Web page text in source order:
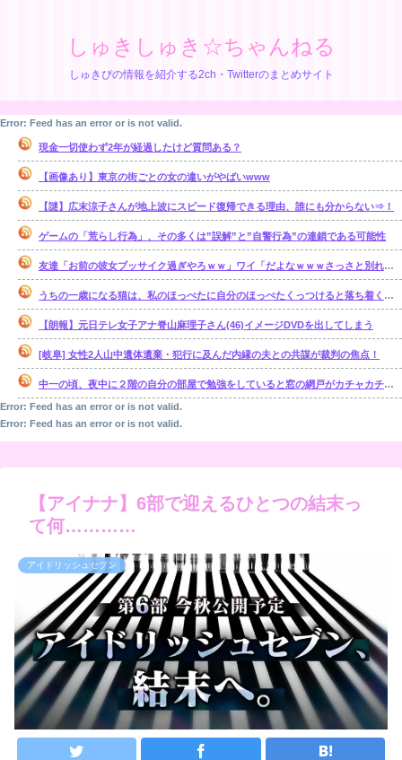
しゅきしゅき☆ちゃんねる
しゅきぴの情報を紹介する2ch・Twitterのまとめサイト
Error: Feed has an error or is not valid.
現金一切使わず2年が経過したけど質問ある？
【画像あり】東京の街ごとの女の違いがやばいwww
【謎】広末涼子さんが地上波にスピード復帰できる理由、誰にも分からない⇒！
ゲームの「荒らし行為」、その多くは”誤解”と”自警行為”の連鎖である可能性
友達「お前の彼女ブッサイク過ぎやろｗｗ」ワイ「だよなｗｗｗさっさと別れたいわｗｗｗ」
うちの一歳になる猫は、私のほっぺたに自分のほっぺたくっつけると落ち着くのか・・・【再】
【朗報】元日テレ女子アナ脊山麻理子さん(46)イメージDVDを出してしまう
[岐阜] 女性2人山中遺体遺棄・犯行に及んだ内縁の夫との共謀が裁判の焦点！
中一の頃、夜中に２階の自分の部屋で勉強をしていると窓の網戸がカチャカチャ鳴り出した。【再】
Error: Feed has an error or is not valid.
Error: Feed has an error or is not valid.
【アイナナ】6部で迎えるひとつの結末っ
て何…………
アイドリッシュセブン